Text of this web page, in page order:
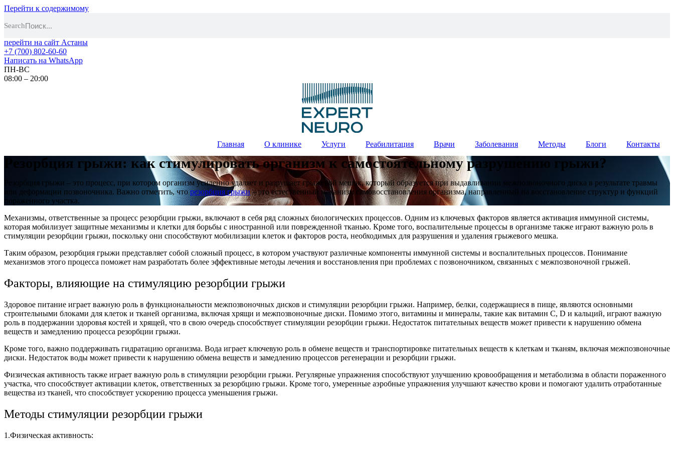
Перейти к содержимому
Search
перейти на сайт Астаны
+7 (700) 802-60-60
Написать на WhatsApp
ПН-ВС
08:00 – 20:00
Главная О клинике Услуги Реабилитация Врачи Заболевания Методы Блоги Контакты
Резорбция грыжи: как стимулировать организм к самостоятельному разрушению грыжи?
Резорбция грыжи – это процесс, при котором организм усиленно удаляет и разрушает грыжевой мешок, который образуется при выдавливании межпозвоночного диска в результате травмы
или деформации позвоночника. Важно отметить, чторезорбция грыжи– это естественный механизм самовосстановления организма, направленный на восстановление структур и функций
пораженного участка.
Механизмы, ответственные за процесс резорбции грыжи, включают в себя ряд сложных биологических процессов. Одним из ключевых факторов является активация иммунной системы,
которая мобилизует защитные механизмы и клетки для борьбы с иностранной или поврежденной тканью. Кроме того, воспалительные процессы в организме также играют важную роль в
стимуляции резорбции грыжи, поскольку они способствуют мобилизации клеток и факторов роста, необходимых для разрушения и удаления грыжевого мешка.
Таким образом, резорбция грыжи представляет собой сложный процесс, в котором участвуют различные компоненты иммунной системы и воспалительных процессов. Понимание
механизмов этого процесса поможет нам разработать более эффективные методы лечения и восстановления при проблемах с позвоночником, связанных с межпозвоночной грыжей.
Факторы, влияющие на стимуляцию резорбции грыжи
Здоровое питание играет важную роль в функциональности межпозвоночных дисков и стимуляции резорбции грыжи. Например, белки, содержащиеся в пище, являются основными
строительными блоками для клеток и тканей организма, включая хрящи и межпозвоночные диски. Помимо этого, витамины и минералы, такие как витамин С, D и кальций, играют важную
роль в поддержании здоровья костей и хрящей, что в свою очередь способствует стимуляции резорбции грыжи. Недостаток питательных веществ может привести к нарушению обмена
веществ и замедлению процесса резорбции грыжи.
Кроме того, важно поддерживать гидратацию организма. Вода играет ключевую роль в обмене веществ и транспортировке питательных веществ к клеткам и тканям, включая межпозвоночные
диски. Недостаток воды может привести к нарушению обмена веществ и замедлению процессов регенерации и резорбции грыжи.
Физическая активность также играет важную роль в стимуляции резорбции грыжи. Регулярные упражнения способствуют улучшению кровообращения и метаболизма в области пораженного
участка, что способствует активации клеток, ответственных за резорбцию грыжи. Кроме того, умеренные аэробные упражнения улучшают качество крови и помогают удалить отработанные
вещества из тканей, что способствует ускорению процесса уменьшения грыжи.
Методы стимуляции резорбции грыжи
1.Физическая активность: